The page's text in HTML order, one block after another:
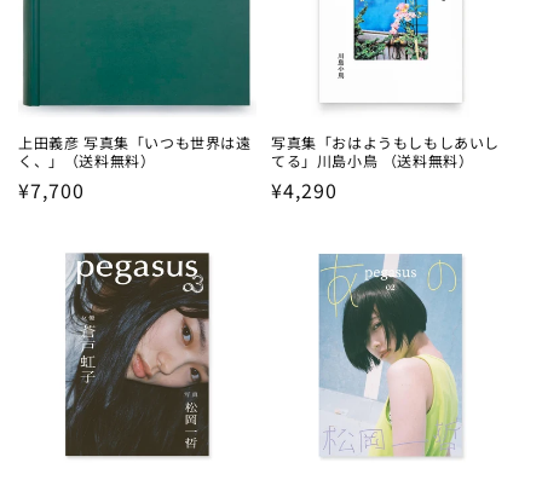
上田義彦 写真集「いつも世界は遠
く、」（送料無料）
Regular
¥7,700
写真集「おはようもしもしあいし
てる」川島小鳥 （送料無料）
Regular
¥4,290